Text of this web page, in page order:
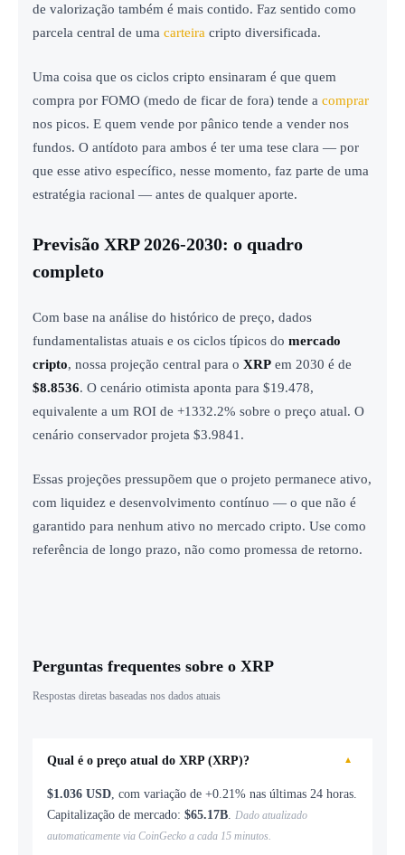
de valorização também é mais contido. Faz sentido como
parcela central de uma carteira cripto diversificada.
Uma coisa que os ciclos cripto ensinaram é que quem
compra por FOMO (medo de ficar de fora) tende a comprar
nos picos. E quem vende por pânico tende a vender nos
fundos. O antídoto para ambos é ter uma tese clara — por
que esse ativo específico, nesse momento, faz parte de uma
estratégia racional — antes de qualquer aporte.
Previsão XRP 2026-2030: o quadro
completo
Com base na análise do histórico de preço, dados
fundamentalistas atuais e os ciclos típicos do mercado
cripto, nossa projeção central para o XRP em 2030 é de
$8.8536. O cenário otimista aponta para $19.478,
equivalente a um ROI de +1332.2% sobre o preço atual. O
cenário conservador projeta $3.9841.
Essas projeções pressupõem que o projeto permanece ativo,
com liquidez e desenvolvimento contínuo — o que não é
garantido para nenhum ativo no mercado cripto. Use como
referência de longo prazo, não como promessa de retorno.
Perguntas frequentes sobre o XRP
Respostas diretas baseadas nos dados atuais
Qual é o preço atual do XRP (XRP)? ▼
$1.036 USD , com variação de +0.21% nas últimas 24 horas.
Capitalização de mercado: $65.17B Dado atualizado
automaticamente via CoinGecko a cada 15 minutos.